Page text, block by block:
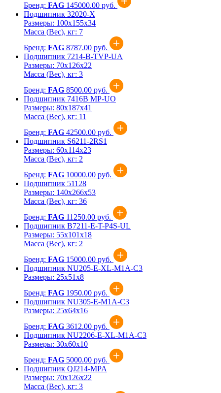
Бренд: FAG 145000.00 руб.
Подшипник 32020-X
Размеры: 100x155x34
Масса (Вес), кг: 7
Бренд: FAG 8787.00 руб.
Подшипник 7214-B-TVP-UA
Размеры: 70x126x22
Масса (Вес), кг: 3
Бренд: FAG 8500.00 руб.
Подшипник 7416B MP-UO
Размеры: 80x187x41
Масса (Вес), кг: 11
Бренд: FAG 42500.00 руб.
Подшипник S6211-2RS1
Размеры: 60x114x23
Масса (Вес), кг: 2
Бренд: FAG 10000.00 руб.
Подшипник 51128
Размеры: 140x266x53
Масса (Вес), кг: 36
Бренд: FAG 11250.00 руб.
Подшипник B7211-E-T-P4S-UL
Размеры: 55x101x18
Масса (Вес), кг: 2
Бренд: FAG 15000.00 руб.
Подшипник NU205-E-XL-M1A-C3
Размеры: 25x51x8
Бренд: FAG 1950.00 руб.
Подшипник NU305-E-M1A-C3
Размеры: 25x64x16
Бренд: FAG 3612.00 руб.
Подшипник NU2206-E-XL-M1A-C3
Размеры: 30x60x10
Бренд: FAG 5000.00 руб.
Подшипник QJ214-MPA
Размеры: 70x126x22
Масса (Вес), кг: 3